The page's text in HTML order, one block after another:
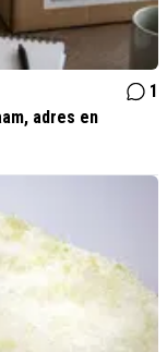
1
adres en